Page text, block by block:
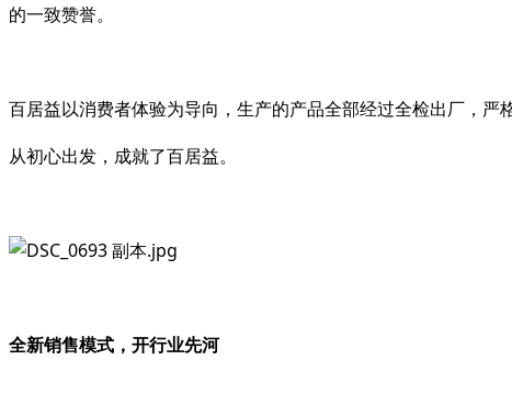
的一致赞誉。
百居益以消费者体验为导向，生产的产品全部经过全检出厂，严
从初心出发，成就了百居益。
全新销售模式，开行业先河